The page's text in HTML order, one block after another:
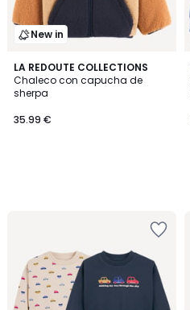
New in
LA REDOUTE COLLECTIONS
Chaleco con capucha de
sherpa
35.99 €